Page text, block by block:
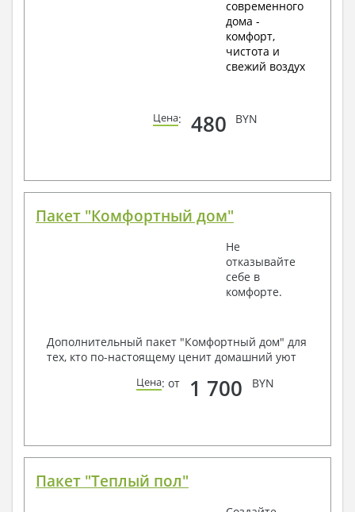
современного
дома -
комфорт,
чистота и
свежий воздух
Цена: 480 BYN
Пакет "Комфортный дом"
Не
отказывайте
себе в
комфорте.
Дополнительный пакет "Комфортный дом" для
тех, кто по-настоящему ценит домашний уют
Цена: от 1 700 BYN
Пакет "Теплый пол"